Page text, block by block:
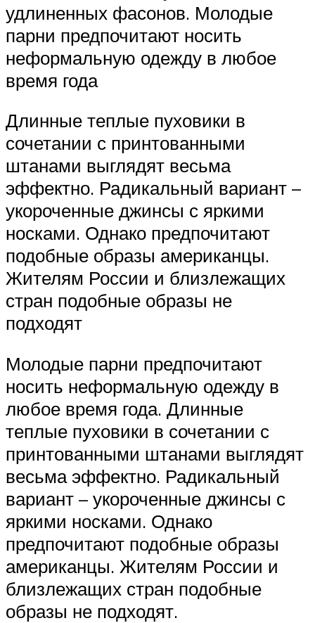
удлиненных фасонов. Молодые
парни предпочитают носить
неформальную одежду в любое
время года
Длинные теплые пуховики в
сочетании с принтованными
штанами выглядят весьма
эффектно. Радикальный вариант –
укороченные джинсы с яркими
носками. Однако предпочитают
подобные образы американцы.
Жителям России и близлежащих
стран подобные образы не
подходят
Молодые парни предпочитают
носить неформальную одежду в
любое время года. Длинные
теплые пуховики в сочетании с
принтованными штанами выглядят
весьма эффектно. Радикальный
вариант – укороченные джинсы с
яркими носками. Однако
предпочитают подобные образы
американцы. Жителям России и
близлежащих стран подобные
образы не подходят.